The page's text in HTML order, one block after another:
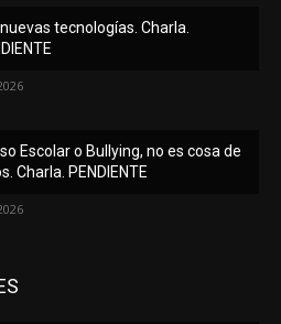
tecnologías. Charla.
Escolar o Bullying, no es cosa de
Charla. PENDIENTE